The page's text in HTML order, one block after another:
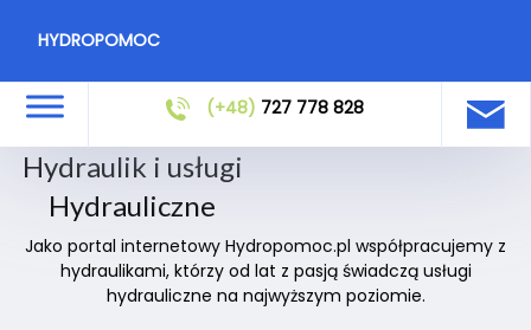
HYDROPOMOC
(+48) 727 778 828
Hydraulik i usługi
Hydrauliczne
Jako portal internetowy Hydropomoc.pl współpracujemy z
hydraulikami, którzy od lat z pasją świadczą usługi
hydrauliczne na najwyższym poziomie.